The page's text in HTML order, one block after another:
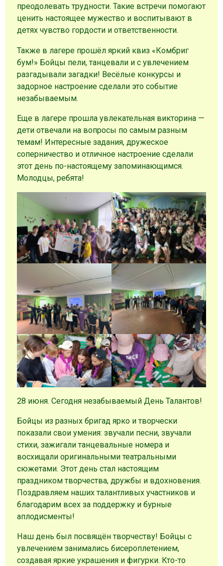
преодолевать трудности. Такие встречи помогают
ценить настоящее мужество и воспитывают в
детях чувство гордости и ответственности.
Также в лагере прошёл яркий квиз «Комбриг
бум!» Бойцы пели, танцевали и с увлечением
разгадывали загадки! Весёлые конкурсы и
задорное настроение сделали это событие
незабываемым.
Еще в лагере прошла увлекательная викторина —
дети отвечали на вопросы по самым разным
темам! Интересные задания, дружеское
соперничество и отличное настроение сделали
этот день по-настоящему запоминающимся.
Молодцы, ребята!
28 июня. Сегодня незабываемый День Талантов!
Бойцы из разных бригад ярко и творчески
показали свои умения: звучали песни, звучали
стихи, зажигали танцевальные номера и
восхищали оригинальными театральными
сюжетами. Этот день стал настоящим
праздником творчества, дружбы и вдохновения.
Поздравляем наших талантливых участников и
благодарим всех за поддержку и бурные
аплодисменты!
Наш день был посвящён творчеству! Бойцы с
увлечением занимались бисероплетением,
создавая яркие украшения и фигурки. Кто-то